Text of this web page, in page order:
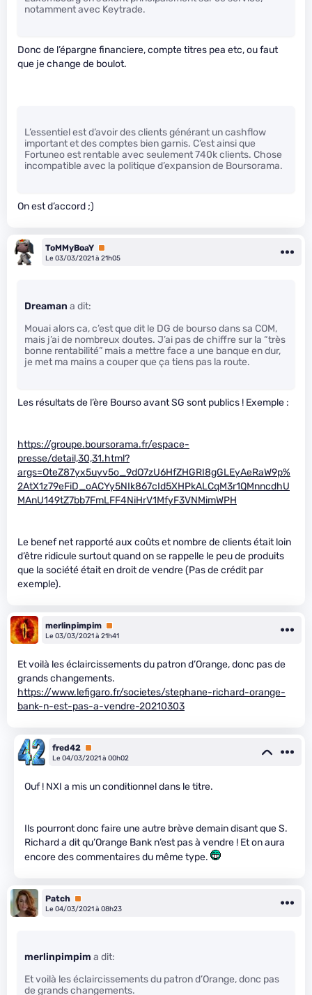
notamment avec Keytrade.
Donc de l’épargne financiere, compte titres pea etc, ou faut
que je change de boulot.
L’essentiel est d’avoir des clients générant un cashflow
important et des comptes bien garnis. C’est ainsi que
Fortuneo est rentable avec seulement 740k clients. Chose
incompatible avec la politique d’expansion de Boursorama.
On est d’accord ;)
ToMMyBoaY Premium
Le 03/03/2021 à 21h05
Dreaman a dit:
Mouai alors ca, c’est que dit le DG de bourso dans sa COM,
mais j’ai de nombreux doutes. J’ai pas de chiffre sur la “très
bonne rentabilité” mais a mettre face a une banque en dur,
je met ma mains a couper que ça tiens pas la route.
Les résultats de l’ère Bourso avant SG sont publics ! Exemple :
https://groupe.boursorama.fr/espace-
presse/detail,30,31.html?
args=OteZ87yx5uyv5o_9dO7zU6HfZHGRI8gGLEyAeRaW9p%
2AtX1z79eFiD_oACYy5NIk867cId5XHPkALCqM3r1QMnncdhU
MAnU149tZ7bb7FmLFF4NiHrV1MfyF3VNMimWPH
Le benef net rapporté aux coûts et nombre de clients était loin
d’être ridicule surtout quand on se rappelle le peu de produits
que la société était en droit de vendre (Pas de crédit par
exemple).
merlinpimpim Premium
Le 03/03/2021 à 21h41
Et voilà les éclaircissements du patron d’Orange, donc pas de
grands changements.
https://www.lefigaro.fr/societes/stephane-richard-orange-
bank-n-est-pas-a-vendre-20210303
fred42 Premium
Le 04/03/2021 à 00h02
Ouf ! NXI a mis un conditionnel dans le titre.
Ils pourront donc faire une autre brève demain disant que S.
Richard a dit qu’Orange Bank n’est pas à vendre ! Et on aura
encore des commentaires du même type.
Patch Premium
Le 04/03/2021 à 08h23
merlinpimpim a dit:
Et voilà les éclaircissements du patron d’Orange, donc pas
de grands changements.